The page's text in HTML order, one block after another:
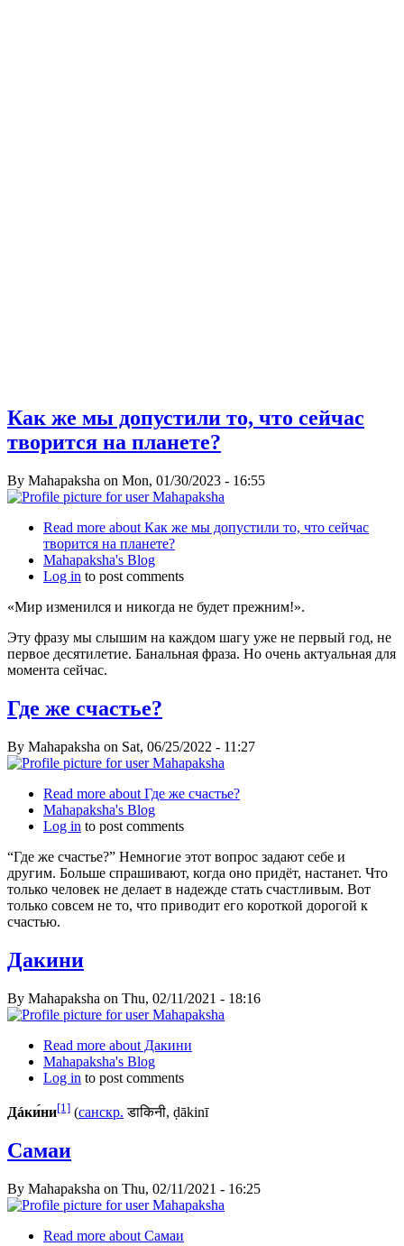
Как же мы допустили то, что сейчас
творится на планете?
By Mahapaksha on Mon, 01/30/2023 - 16:55
Read more about Как же мы допустили то, что сейчас
творится на планете?
Mahapaksha's Blog
Log in to post comments
«Мир изменился и никогда не будет прежним!».
Эту фразу мы слышим на каждом шагу уже не первый год, не
первое десятилетие. Банальная фраза. Но очень актуальная для
момента сейчас.
Где же счастье?
By Mahapaksha on Sat, 06/25/2022 - 11:27
Read more about Где же счастье?
Mahapaksha's Blog
Log in to post comments
“Где же счастье?” Немногие этот вопрос задают себе и
другим. Больше спрашивают, когда оно придёт, настанет. Что
только человек не делает в надежде стать счастливым. Вот
только совсем не то, что приводит его короткой дорогой к
счастью.
Дакини
By Mahapaksha on Thu, 02/11/2021 - 18:16
Read more about Дакини
Mahapaksha's Blog
Log in to post comments
Дáки́ни[1] (санскр. डाकिनी, ḍākinī
Самаи
By Mahapaksha on Thu, 02/11/2021 - 16:25
Read more about Самаи